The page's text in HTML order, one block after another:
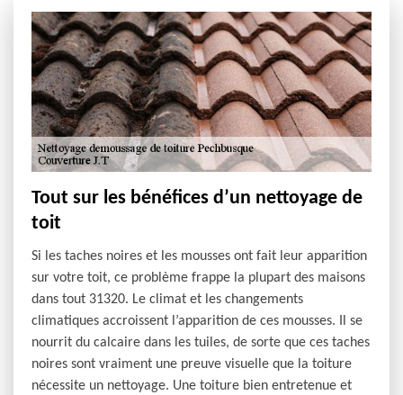
Tout sur les bénéfices d’un nettoyage de
toit
Si les taches noires et les mousses ont fait leur apparition
sur votre toit, ce problème frappe la plupart des maisons
dans tout 31320. Le climat et les changements
climatiques accroissent l’apparition de ces mousses. Il se
nourrit du calcaire dans les tuiles, de sorte que ces taches
noires sont vraiment une preuve visuelle que la toiture
nécessite un nettoyage. Une toiture bien entretenue et